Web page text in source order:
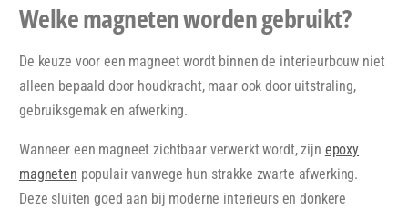
Welke magneten worden gebruikt?
De keuze voor een magneet wordt binnen de interieurbouw niet
alleen bepaald door houdkracht, maar ook door uitstraling,
gebruiksgemak en afwerking.
Wanneer een magneet zichtbaar verwerkt wordt, zijn epoxy
magneten populair vanwege hun strakke zwarte afwerking.
Deze sluiten goed aan bij moderne interieurs en donkere